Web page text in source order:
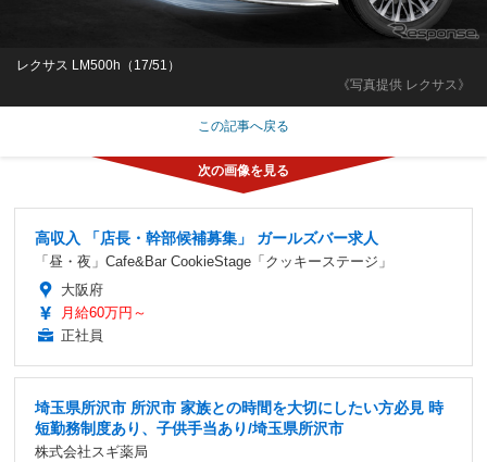
《写真提供 レクサス》
レクサス LM500h（17/51）
この記事へ戻る
高収入 「店長・幹部候補募集」 ガールズバー求人
「昼・夜」Cafe&Bar CookieStage「クッキーステージ」
大阪府
月給60万円～
正社員
埼玉県所沢市 所沢市 家族との時間を大切にしたい方必見 時
短勤務制度あり、子供手当あり/埼玉県所沢市
株式会社スギ薬局